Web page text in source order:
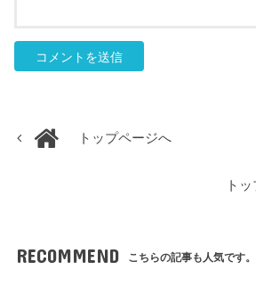
トップページへ
ト
RECOMMEND こちらの記事も人気です。